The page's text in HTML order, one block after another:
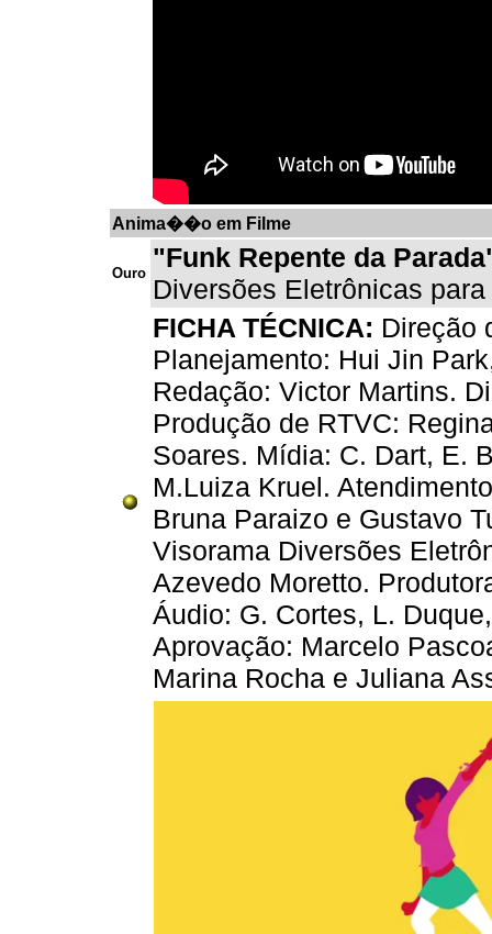
Anima��o em Filme
Ouro
"Funk Repente da
Diversões Eletrônicas
FICHA TÉCNICA: Direção
Planejamento: Hui Jin
Redação: Victor Martins.
Produção de RTVC:
Soares. Mídia: C. Dart, E.
M.Luiza Kruel.
Bruna Paraizo e Gustavo
Visorama Diversões
Azevedo Moretto.
Áudio: G. Cortes, L.
Aprovação: Marcelo
Marina Rocha e Juliana